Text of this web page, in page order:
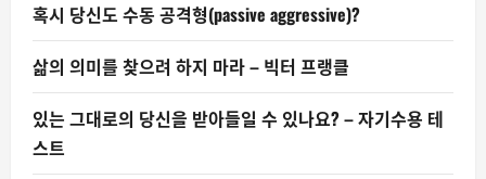
혹시 당신도 수동 공격형(passive aggressive)?
삶의 의미를 찾으려 하지 마라 – 빅터 프랭클
있는 그대로의 당신을 받아들일 수 있나요? – 자기수용 테
스트